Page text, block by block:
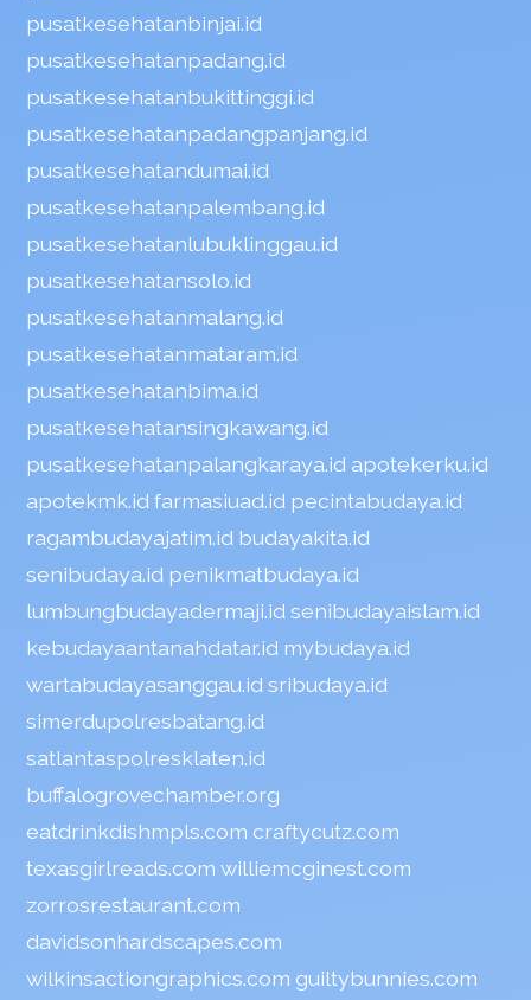
pusatkesehatanbinjai.id
pusatkesehatanpadang.id
pusatkesehatanbukittinggi.id
pusatkesehatanpadangpanjang.id
pusatkesehatandumai.id
pusatkesehatanpalembang.id
pusatkesehatanlubuklinggau.id
pusatkesehatansolo.id
pusatkesehatanmalang.id
pusatkesehatanmataram.id
pusatkesehatanbima.id
pusatkesehatansingkawang.id
pusatkesehatanpalangkaraya.id apotekerku.id
apotekmk.id farmasiuad.id pecintabudaya.id
ragambudayajatim.id budayakita.id
senibudaya.id penikmatbudaya.id
lumbungbudayadermaji.id senibudayaislam.id
kebudayaantanahdatar.id mybudaya.id
wartabudayasanggau.id sribudaya.id
simerdupolresbatang.id
satlantaspolresklaten.id
buffalogrovechamber.org
eatdrinkdishmpls.com craftycutz.com
texasgirlreads.com williemcginest.com
zorrosrestaurant.com
davidsonhardscapes.com
wilkinsactiongraphics.com guiltybunnies.com